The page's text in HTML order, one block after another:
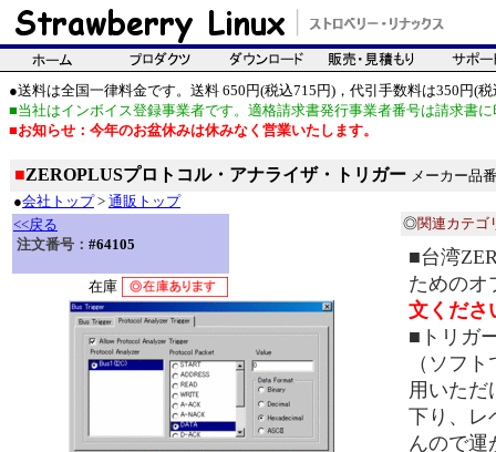
●送料は全国一律料金です。送料 650円(税込715円)，代引手数料は350円(税
■当社はインボイス登録事業者です。適格請求書発行事業者番号は請求書
■お知らせ：今年のお盆休みは休みなく営業いたします。
■ZEROPLUSプロトコル・アナライザ・トリガー メーカー品
●会社トップ> 通販トップ
<<戻る
注文番号： #64105
在庫
◎関連カテゴ
■台湾
ためのオ
文くださ
■トリガ
（ソフ
用いただ
下り、レ
んので運